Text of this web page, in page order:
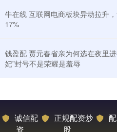
牛在线 互联网电商板块异动拉升
17%
钱盈配 贾元春省亲为何选在夜里
妃”封号不是荣耀是羞辱
诚信配
资
正规配资炒
股